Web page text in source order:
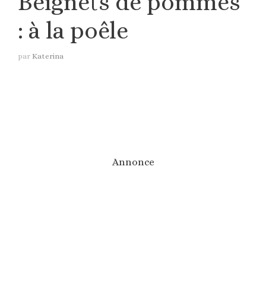
: à la poêle
par Katerina
Annonce